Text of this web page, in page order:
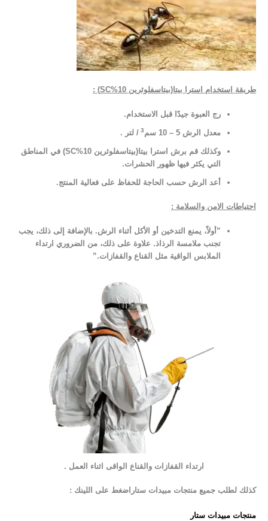
طريقة استخدام استرا بيتا(بيتاسفلوثرين 10%SC) :
رج العبوة جيدًا قبل الاستخدام.
معدل الرش 5 – 10 سم 3 / لتر .
وكذلك قم برش استرا بيتا(بيتاسفلوثرين 10%SC) في المناطق
التي يكثر فيها ظهور الحشرات.
أعد الرش حسب الحاجة للحفاظ على فعالية المنتج.
احتياطات الامن والسلامة :
​”أولاً، يمنع التدخين أو الأكل أثناء الرش. بالإضافة إلى ذلك، يجب
تجنب ملامسة الرذاذ. علاوة على ذلك، من الضروري ارتداء
الملابس الواقية مثل القناع والقفازات.”
ارتداء القفازات والقناع الواقى اثناء العمل .
كذلك لطلب جميع منتجات مبيدات ستاراضغط على اللينك :
منتجات مبيدات ستار